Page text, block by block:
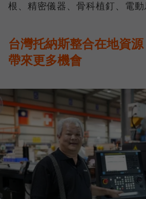
根、精密儀器、骨科植釘、電動
台灣托納斯整合在地資
帶來更多機會